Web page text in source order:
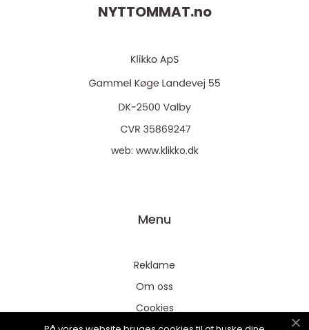
NYTTOMMAT.no
web: www.klikko.dk
Menu
Reklame
Om oss
Cookies